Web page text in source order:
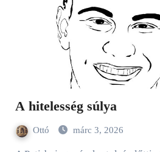
A hitelesség súlya
Ottó márc 3, 2026